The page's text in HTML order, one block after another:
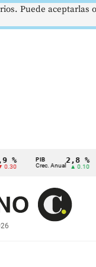
PIB
Crec. Anual
2,8 %
▲ 0.10
TRM
Tasa
Puede aceptarlas